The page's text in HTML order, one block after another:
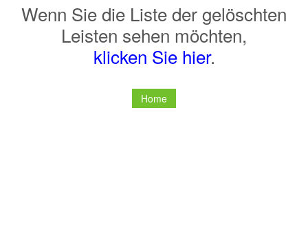
Wenn Sie die Liste der gelöschten
Leisten sehen möchten,
klicken Sie hier.
Home